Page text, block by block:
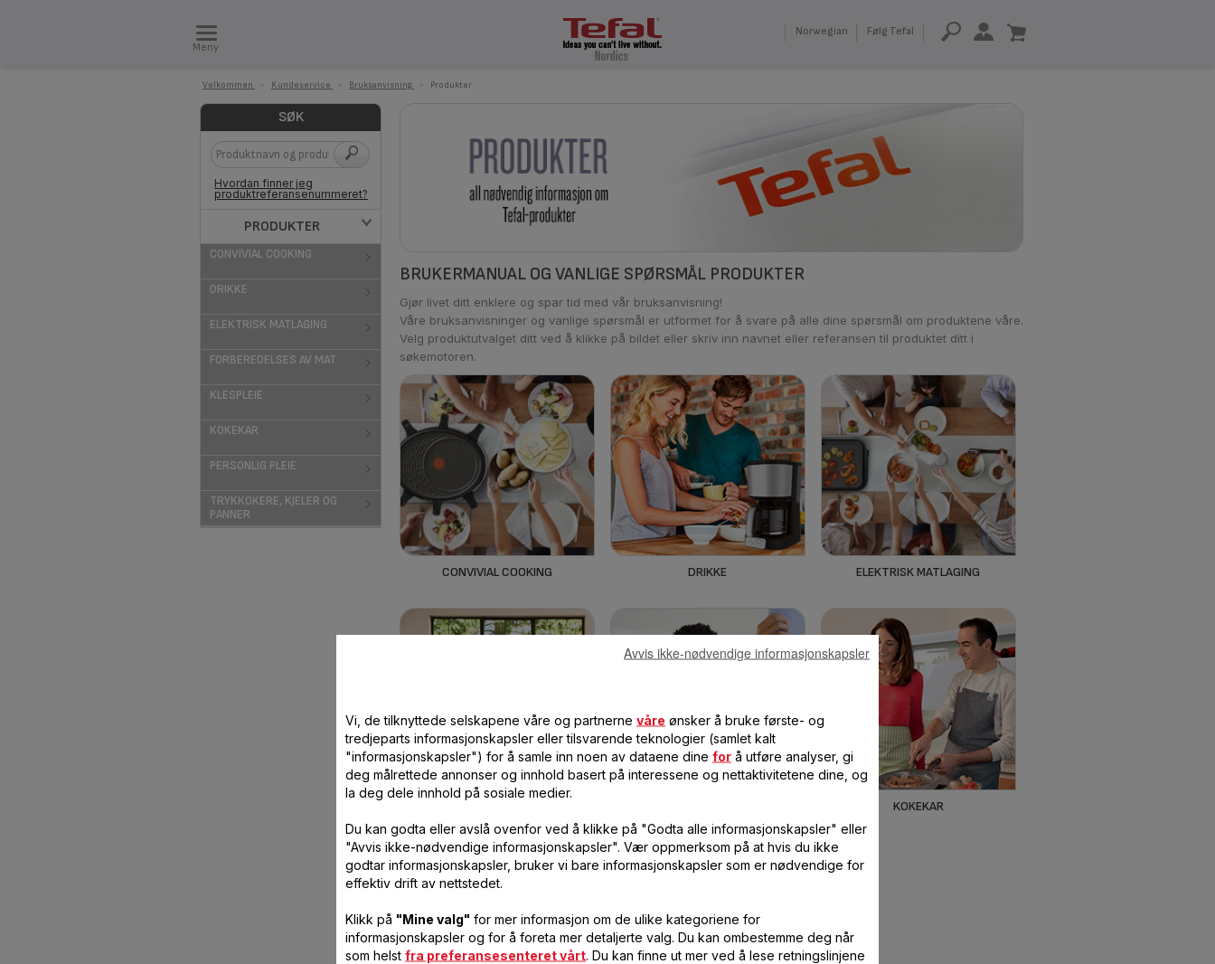
Meny
Norwegian Følg Tefal
Velkommen Kundeservice Bruksanvisning Produkter
SØK
Hvordan finner jeg
produktreferansenummeret?
PRODUKTER
CONVIVIAL COOKING
DRIKKE
ELEKTRISK MATLAGING
FORBEREDELSES AV MAT
KLESPLEIE
KOKEKAR
PERSONLIG PLEIE
TRYKKOKERE, KJELER OG
PANNER
BRUKERMANUAL OG VANLIGE SPØRSMÅL PRODUKTER
Gjør livet ditt enklere og spar tid med vår bruksanvisning!
Våre bruksanvisninger og vanlige spørsmål er utformet for å svare på alle dine spørsmål om produktene våre.
Velg produktutvalget ditt ved å klikke på bildet eller skriv inn navnet eller referansen til produktet ditt i
søkemotoren.
CONVIVIAL COOKING DRIKKE ELEKTRISK MATLAGING
KOKEKAR
Vi, de tilknyttede selskapene våre og partnerne våre ønsker å bruke første- og
tredjeparts informasjonskapsler eller tilsvarende teknologier (samlet kalt
"informasjonskapsler") for å samle inn noen av dataene dine for å utføre analyser, gi
deg målrettede annonser og innhold basert på interessene og nettaktivitetene dine, og
la deg dele innhold på sosiale medier.
Du kan godta eller avslå ovenfor ved å klikke på "Godta alle informasjonskapsler" eller
"Avvis ikke-nødvendige informasjonskapsler". Vær oppmerksom på at hvis du ikke
godtar informasjonskapsler, bruker vi bare informasjonskapsler som er nødvendige for
effektiv drift av nettstedet.
Klikk på "Mine valg" for mer informasjon om de ulike kategoriene for
informasjonskapsler og for å foreta mer detaljerte valg. Du kan ombestemme deg når
som helst fra preferansesenteret vårt . Du kan finne ut mer ved å lese retningslinjene
Avvis ikke-nødvendige informasjonskapsler